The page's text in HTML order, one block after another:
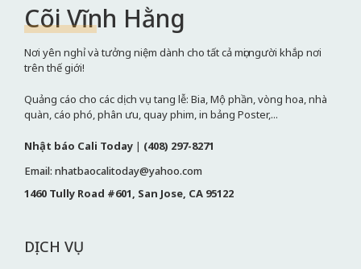
Cõi Vĩnh Hằng
Nơi yên nghỉ và tưởng niệm dành cho tất cả mọi người khắp nơi
trên thế giới!
Quảng cáo cho các dịch vụ tang lễ: Bia, Mộ phần, vòng hoa, nhà
quàn, cáo phó, phân ưu, quay phim, in bảng Poster,...
Nhật báo Cali Today | (408) 297-8271
Email: nhatbaocalitoday@yahoo.com
1460 Tully Road #601, San Jose, CA 95122
DỊCH VỤ